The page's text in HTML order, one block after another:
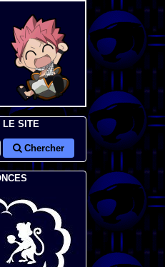
LE SITE
Chercher